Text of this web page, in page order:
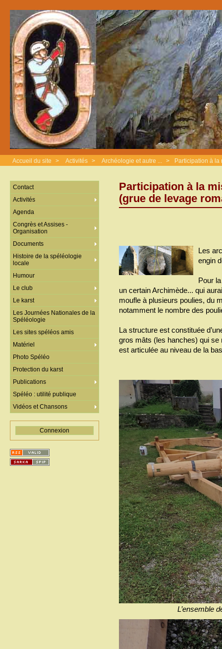
Accueil du site > Activités > Archéologie et autre ... > Participation à la
Participation à la
(grue de levage
Les
engin
Pour
un certain Archimède... qui
moufle à plusieurs poulies, du
notamment le nombre des
La structure est constituée
gros mâts (les hanches) qui se
est articulée au niveau de la
L’ensemble
Contact
Activités
Agenda
Congrès et Assises -
Organisation
Documents
Histoire de la spéléologie
locale
Humour
Le club
Le karst
Les Journées Nationales de la
Spéléologie
Les sites spéléos amis
Matériel
Photo Spéléo
Protection du karst
Publications
Spéléo : utilité publique
Vidéos et Chansons
Connexion